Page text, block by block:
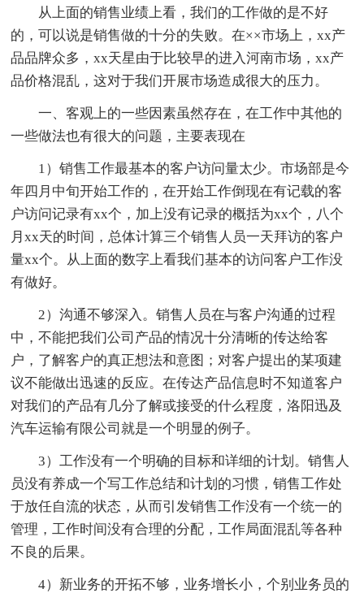
从上面的销售业绩上看，我们的工作做的是不好
的，可以说是销售做的十分的失败。在××市场上，xx产
品品牌众多，xx天星由于比较早的进入河南市场，xx产
品价格混乱，这对于我们开展市场造成很大的压力。
一、客观上的一些因素虽然存在，在工作中其他的
一些做法也有很大的问题，主要表现在
1）销售工作最基本的客户访问量太少。市场部是今
年四月中旬开始工作的，在开始工作倒现在有记载的客
户访问记录有xx个，加上没有记录的概括为xx个，八个
月xx天的时间，总体计算三个销售人员一天拜访的客户
量xx个。从上面的数字上看我们基本的访问客户工作没
有做好。
2）沟通不够深入。销售人员在与客户沟通的过程
中，不能把我们公司产品的情况十分清晰的传达给客
户，了解客户的真正想法和意图；对客户提出的某项建
议不能做出迅速的反应。在传达产品信息时不知道客户
对我们的产品有几分了解或接受的什么程度，洛阳迅及
汽车运输有限公司就是一个明显的例子。
3）工作没有一个明确的目标和详细的计划。销售人
员没有养成一个写工作总结和计划的习惯，销售工作处
于放任自流的状态，从而引发销售工作没有一个统一的
管理，工作时间没有合理的分配，工作局面混乱等各种
不良的后果。
4）新业务的开拓不够，业务增长小，个别业务员的